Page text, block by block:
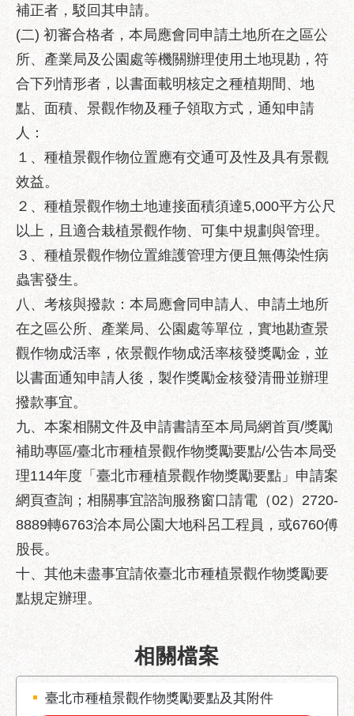
首
頁
English
台
北
通
台
北
服
務
通
常
見
問
答
雙
語
詞
彙
陳
情
系
統
政
府
網
站
資
料
放
宣
補正者，駁回其申請。
(二) 初審合格者，本局應會同申請土地所在之區公
所、產業局及公園處等機關辦理使用土地現勘，符
合下列情形者，以書面載明核定之種植期間、地
點、面積、景觀作物及種子領取方式，通知申請
人：
１、種植景觀作物位置應有交通可及性及具有景觀
效益。
２、種植景觀作物土地連接面積須達5,000平方公尺
以上，且適合栽植景觀作物、可集中規劃與管理。
３、種植景觀作物位置維護管理方便且無傳染性病
蟲害發生。
八、考核與撥款：本局應會同申請人、申請土地所
在之區公所、產業局、公園處等單位，實地勘查景
觀作物成活率，依景觀作物成活率核發獎勵金，並
以書面通知申請人後，製作獎勵金核發清冊並辦理
撥款事宜。
九、本案相關文件及申請書請至本局局網首頁/獎勵
補助專區/臺北市種植景觀作物獎勵要點/公告本局受
理114年度「臺北市種植景觀作物獎勵要點」申請案
網頁查詢；相關事宜諮詢服務窗口請電（02）2720-
8889轉6763洽本局公園大地科呂工程員，或6760傅
股長。
十、其他未盡事宜請依臺北市種植景觀作物獎勵要
點規定辦理。
相關檔案
臺北市種植景觀作物獎勵要點及其附件